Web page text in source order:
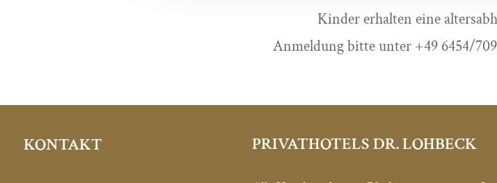
Kinder erhalten eine
Anmeldung bitte unter +49 6454/
KONTAKT PRIVATHOTELS DR. LOHBECK